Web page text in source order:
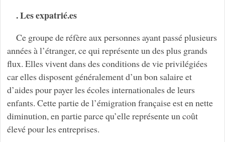
. Les expatrié.es
Ce groupe de réfère aux personnes ayant passé plusieurs
années à l’étranger, ce qui représente un des plus grands
flux. Elles vivent dans des conditions de vie privilégiées
car elles disposent généralement d’un bon salaire et
d’aides pour payer les écoles internationales de leurs
enfants. Cette partie de l’émigration française est en nette
diminution, en partie parce qu’elle représente un coût
élevé pour les entreprises.